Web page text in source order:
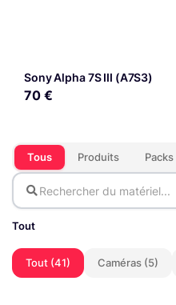
Sony Alpha 7S III (A7S3)
70 €
Tous Produits Packs
Tout
Tout (41) Caméras (5)